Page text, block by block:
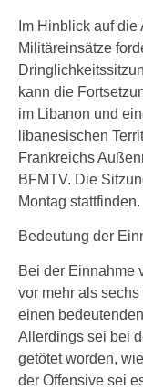
Im Hinblick auf
Militäreinsätze
kann die
im Libanon und
libanesischen
Frankreichs
BFMTV. Die
Montag stattfinden.
Bedeutung der
Bei der Einnahme
vor mehr als
einen
Allerdings sei bei
getötet worden,
der Offensive sei